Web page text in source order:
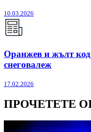
10.03.2026
Оранжев и жълт код
снеговалеж
17.02.2026
ПРОЧЕТЕТЕ